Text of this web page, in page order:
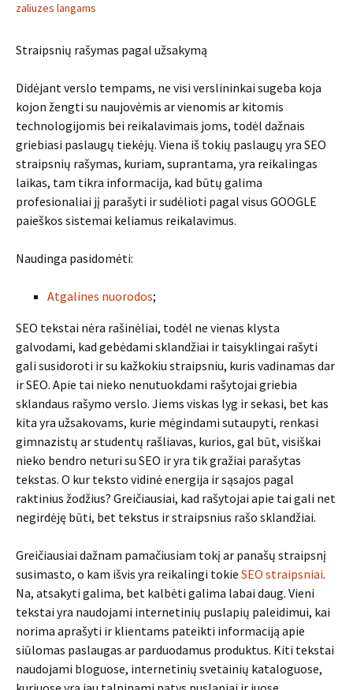
zaliuzes langams
Straipsnių rašymas pagal užsakymą
Didėjant verslo tempams, ne visi verslininkai sugeba koja
kojon žengti su naujovėmis ar vienomis ar kitomis
technologijomis bei reikalavimais joms, todėl dažnais
griebiasi paslaugų tiekėjų. Viena iš tokių paslaugų yra SEO
straipsnių rašymas, kuriam, suprantama, yra reikalingas
laikas, tam tikra informacija, kad būtų galima
profesionaliai jį parašyti ir sudėlioti pagal visus GOOGLE
paieškos sistemai keliamus reikalavimus.
Naudinga pasidomėti:
Atgalines nuorodos;
SEO tekstai nėra rašinėliai, todėl ne vienas klysta
galvodami, kad gebėdami sklandžiai ir taisyklingai rašyti
gali susidoroti ir su kažkokiu straipsniu, kuris vadinamas dar
ir SEO. Apie tai nieko nenutuokdami rašytojai griebia
sklandaus rašymo verslo. Jiems viskas lyg ir sekasi, bet kas
kita yra užsakovams, kurie mėgindami sutaupyti, renkasi
gimnazistų ar studentų rašliavas, kurios, gal būt, visiškai
nieko bendro neturi su SEO ir yra tik gražiai parašytas
tekstas. O kur teksto vidinė energija ir sąsajos pagal
raktinius žodžius? Greičiausiai, kad rašytojai apie tai gali net
negirdėję būti, bet tekstus ir straipsnius rašo sklandžiai.
Greičiausiai dažnam pamačiusiam tokį ar panašų straipsnį
susimasto, o kam išvis yra reikalingi tokie SEO straipsniai.
Na, atsakyti galima, bet kalbėti galima labai daug. Vieni
tekstai yra naudojami internetinių puslapių paleidimui, kai
norima aprašyti ir klientams pateikti informaciją apie
siūlomas paslaugas ar parduodamus produktus. Kiti tekstai
naudojami bloguose, internetinių svetainių kataloguose,